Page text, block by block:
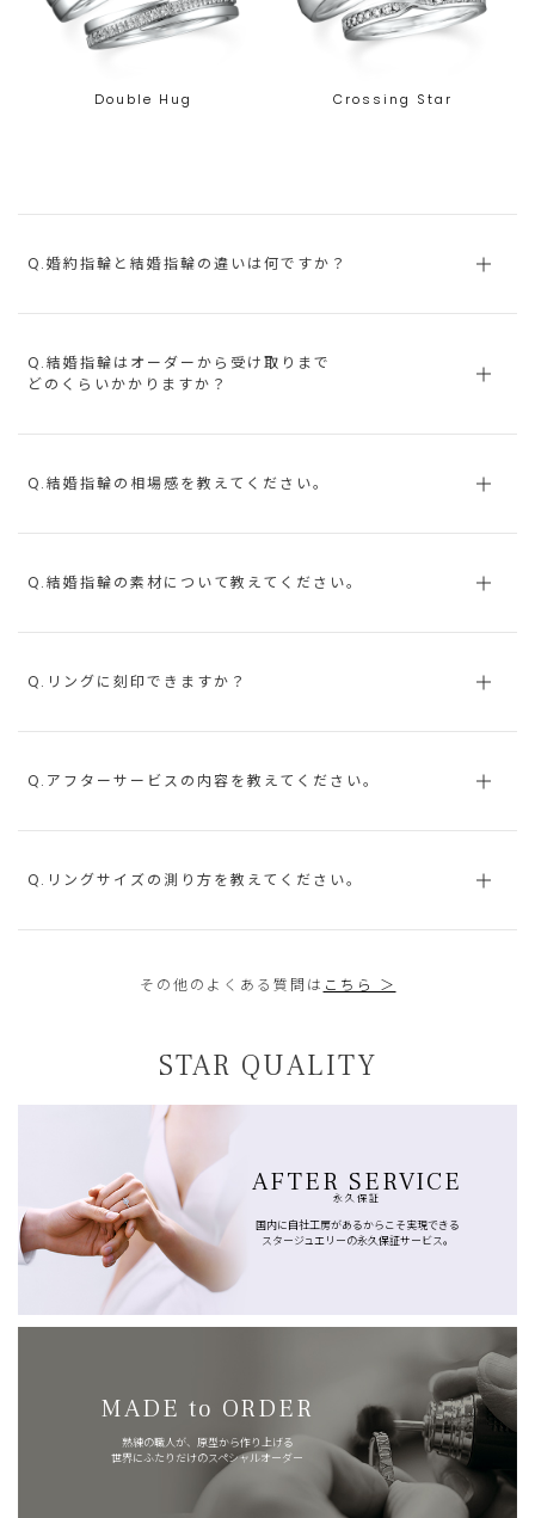
Double Hug Crossing Star
Q.婚約指輪と結婚指輪の違いは何ですか？
Q.結婚指輪はオーダーから受け取りまで
どのくらいかかりますか？
Q.結婚指輪の相場感を教えてください。
Q.結婚指輪の素材について教えてください。
Q.リングに刻印できますか？
Q.アフターサービスの内容を教えてください。
Q.リングサイズの測り方を教えてください。
その他のよくある質問は こちら ＞
STAR QUALITY
AFTER SERVICE
永久保証
国内に自社工房があるからこそ実現できる
スタージュエリーの永久保証サービス。
MADE to ORDER
熟練の職人が、原型から作り上げる
世界にふたりだけのスペシャルオーダー